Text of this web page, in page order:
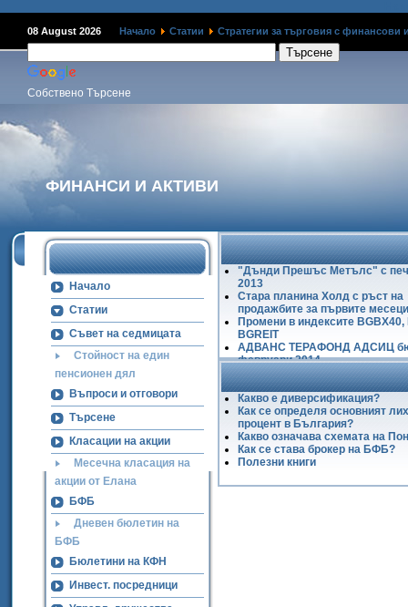
08 August 2026 Начало Статии Стратегии за търговия с финансови
Собствено Търсене
ФИНАНСИ И АКТИВИ
Начало
Статии
Съвет на седмицата
Стойност на един
пенсионен дял
Въпроси и отговори
Търсене
Класации на акции
Месечна класация на
акции от Елана
БФБ
Дневен бюлетин на
БФБ
Бюлетини на КФН
Инвест. посредници
"Дънди Прешъс Метълс" с
2013
Стара планина Холд с ръст на
продажбите за първите
Промени в индексите BGBX40,
BGREIT
АДВАНС ТЕРАФОНД АДСИЦ
февруари 2014
Ръст на БФБ в първите два
2014
Какво е диверсификация?
Как се определя основният
процент в България?
Какво означава схемата на
Как се става брокер на БФБ?
Полезни книги